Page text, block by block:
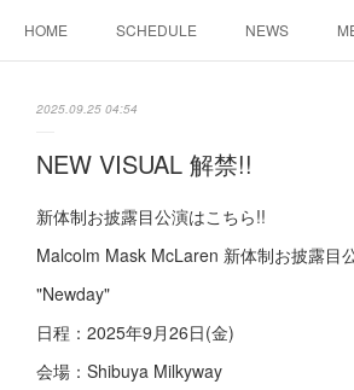
HOME SCHEDULE NEWS
2025.09.25 04:54
NEW VISUAL 解禁!!
新体制お披露目公演はこちら!!
Malcolm Mask McLaren 新体制お披露目
"Newday"
日程：2025年9月26日(金)
会場：Shibuya Milkyway